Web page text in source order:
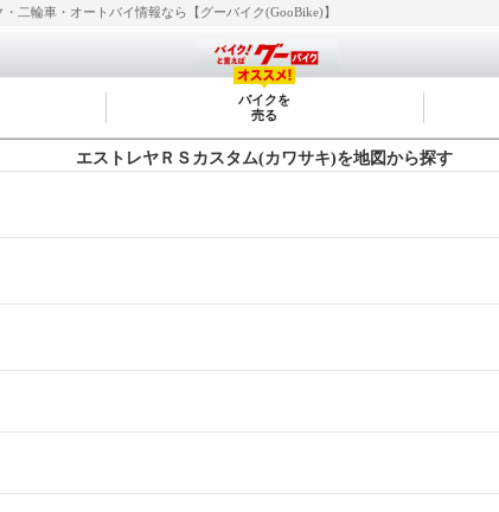
二輪車・オートバイ情報なら【グーバイク(GooBike)】
バイクを
売る
エストレヤＲＳカスタム(カワサキ)を地図から探す